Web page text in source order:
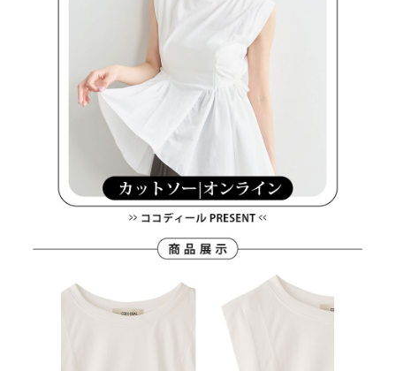
の氏名、電話番号、受取人の氏名、電話番号、受取人住所を含むがこれに
限らない）は、AFTEEに渡され当サービスで必要な範囲内で利用されま
す。AFTEEの個人情報の収集、処理、利用について、詳細はAFTEE公式ホ
ームページの『個人情報の収集、処理及び利用に関する声明』をご参照く
https://aftee.tw/privacypolicy/
AFTEEの初回ご利用の際に、審査を通過すれば、最高額がNT$10,000にな
ります。支払い期限を過ぎた場合、その金額に基づいて年利20%の遅延滞
納金が加算されます。未成年の利用者は、事前に法定代理人または後見人
の同意を得ればAFTEEをご利用いただけます。
個人情報の処理、利用について疑問がある、または関連する法律の権利を
行使したい場合は、ネットプロテクションズcs_tw@netprotections.co.jp
にご連絡ください。上記に示した個人情報を、必要な購入注文書とあわせ
理、利用を許可することににご同意いただけない場合は、当サービスを選